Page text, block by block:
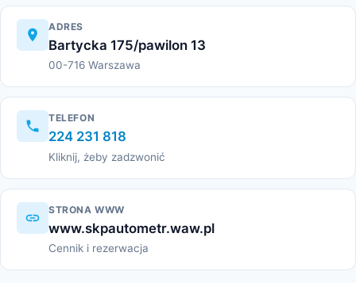
ADRES
Bartycka 175/pawilon 13
00-716 Warszawa
TELEFON
224 231 818
Kliknij, żeby zadzwonić
STRONA WWW
www.skpautometr.waw.pl
Cennik i rezerwacja